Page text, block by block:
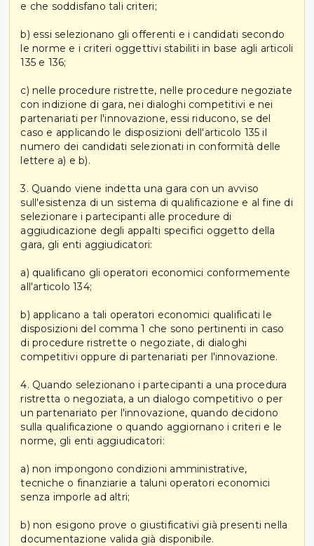
e che soddisfano tali criteri;
b) essi selezionano gli offerenti e i candidati secondo
le norme e i criteri oggettivi stabiliti in base agli articoli
135 e 136;
c) nelle procedure ristrette, nelle procedure negoziate
con indizione di gara, nei dialoghi competitivi e nei
partenariati per l'innovazione, essi riducono, se del
caso e applicando le disposizioni dell'articolo 135 il
numero dei candidati selezionati in conformità delle
lettere a) e b).
3. Quando viene indetta una gara con un avviso
sull'esistenza di un sistema di qualificazione e al fine di
selezionare i partecipanti alle procedure di
aggiudicazione degli appalti specifici oggetto della
gara, gli enti aggiudicatori:
a) qualificano gli operatori economici conformemente
all'articolo 134;
b) applicano a tali operatori economici qualificati le
disposizioni del comma 1 che sono pertinenti in caso
di procedure ristrette o negoziate, di dialoghi
competitivi oppure di partenariati per l'innovazione.
4. Quando selezionano i partecipanti a una procedura
ristretta o negoziata, a un dialogo competitivo o per
un partenariato per l'innovazione, quando decidono
sulla qualificazione o quando aggiornano i criteri e le
norme, gli enti aggiudicatori:
a) non impongono condizioni amministrative,
tecniche o finanziarie a taluni operatori economici
senza imporle ad altri;
b) non esigono prove o giustificativi già presenti nella
documentazione valida già disponibile.